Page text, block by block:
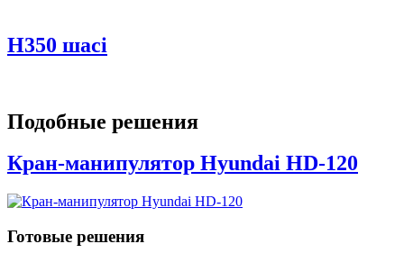
H350 шасі
Подобные решения
Кран-манипулятор Hyundai HD-120
Готовые решения